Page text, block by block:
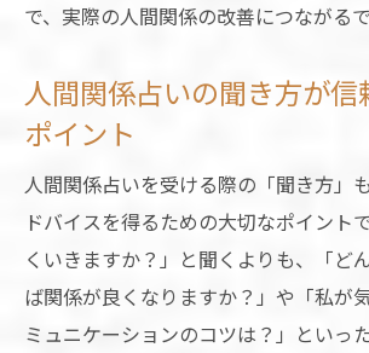
で、実際の人間関係の改善につながるで
人間関係占いの聞き方が信
ポイント
人間関係占いを受ける際の「聞き方」
ドバイスを得るための大切なポイント
くいきますか？」と聞くよりも、「ど
ば関係が良くなりますか？」や「私が
ミュニケーションのコツは？」といっ